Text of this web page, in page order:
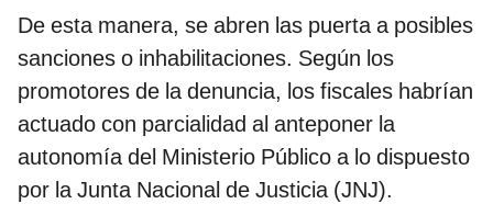
De esta manera, se abren las puerta a posibles
sanciones o inhabilitaciones. Según los
promotores de la denuncia, los fiscales habrían
actuado con parcialidad al anteponer la
autonomía del Ministerio Público a lo dispuesto
por la Junta Nacional de Justicia (JNJ).